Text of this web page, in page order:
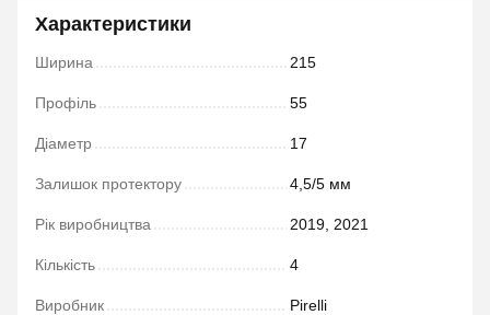
Характеристики
Ширина 215
Профіль 55
Діаметр 17
Залишок протектору 4,5/5 мм
Рік виробництва 2019, 2021
Кількість 4
Виробник Pirelli